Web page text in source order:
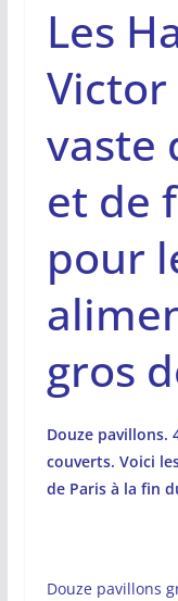
Les
vaste
et de
pour
gros
Douze pavillons.
couverts. Voici
de Paris à la fin
Douze pavillons